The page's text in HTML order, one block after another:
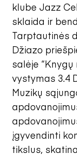
klube Jazz
sklaida ir
Tarptautinės
Džiazo
salėje “Knygų
vystymas 3.4
Muzikų
įgyvendinti
tikslus,